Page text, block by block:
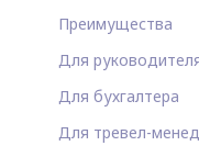
Преимущества
Для
Для бухгалтера
Для тревел-